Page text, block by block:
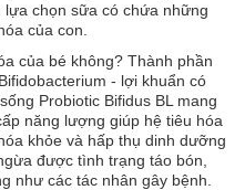
chọn sữa có chứa những
của con.
của bé không? Thành phần
- lợi khuẩn có
Probiotic Bifidus BL mang
năng lượng giúp hệ tiêu hóa
khỏe và hấp thụ dinh dưỡng
được tình trạng táo bón,
như các tác nhân gây bệnh.